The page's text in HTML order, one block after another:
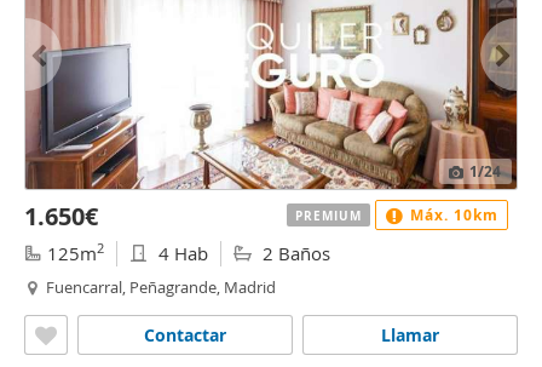
1/24
1.650€
125m2 4 Hab 2 Baños
Fuencarral, Peñagrande, Madrid
Llamar
Contactar
PREMIUM Máx. 10km